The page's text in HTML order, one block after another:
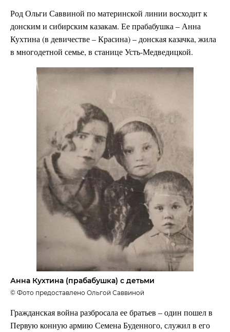
Род Ольги Саввиной по материнской линии восходит к
донским и сибирским казакам. Ее прабабушка – Анна
Кухтина (в девичестве – Красина) – донская казачка, жила
в многодетной семье, в станице Усть-Медведицкой.
Анна Кухтина (прабабушка) с детьми
© Фото предоставлено Ольгой Саввиной
Гражданская война разбросала ее братьев – один пошел в
Первую конную армию Семена Буденного, служил в его